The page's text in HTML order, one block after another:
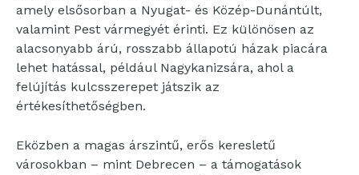
amely elsősorban a Nyugat- és Közép-Dunántúlt,
valamint Pest vármegyét érinti. Ez különösen az
alacsonyabb árú, rosszabb állapotú házak piacára
lehet hatással, például Nagykanizsára, ahol a
felújítás kulcsszerepet játszik az
értékesíthetőségben.
Eközben a magas árszintű, erős keresletű
városokban – mint Debrecen – a támogatások